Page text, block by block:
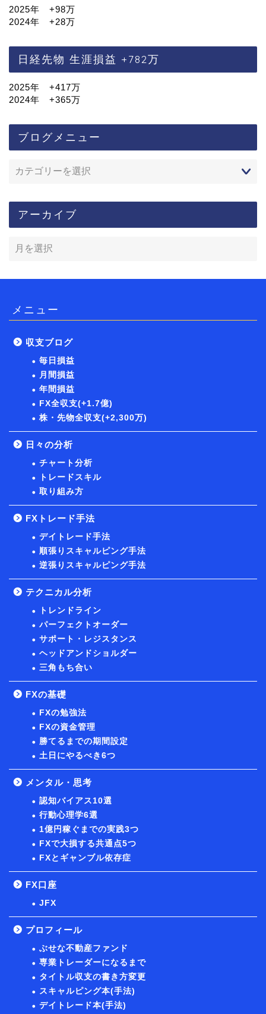
2025年 +98万
2024年 +28万
日経先物 生涯損益 +782万
2025年 +417万
2024年 +365万
ブログメニュー
アーカイブ
メニュー
収支ブログ
毎日損益
月間損益
年間損益
FX全収支(+1.7億)
株・先物全収支(+2,300万)
日々の分析
チャート分析
トレードスキル
取り組み方
FXトレード手法
デイトレード手法
順張りスキャルピング手法
逆張りスキャルピング手法
テクニカル分析
トレンドライン
パーフェクトオーダー
サポート・レジスタンス
ヘッドアンドショルダー
三角もち合い
FXの基礎
FXの勉強法
FXの資金管理
勝てるまでの期間設定
土日にやるべき6つ
メンタル・思考
認知バイアス10選
行動心理学6選
1億円稼ぐまでの実践3つ
FXで大損する共通点5つ
FXとギャンブル依存症
FX口座
JFX
プロフィール
ぶせな不動産ファンド
専業トレーダーになるまで
タイトル収支の書き方変更
スキャルピング本(手法)
デイトレード本(手法)